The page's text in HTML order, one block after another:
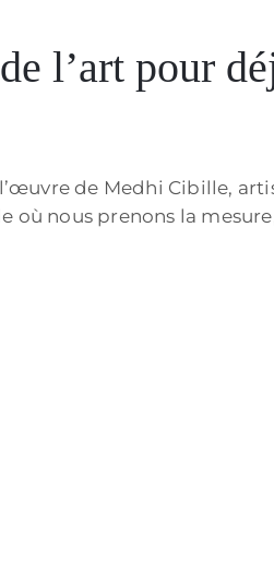
l’art pour
de Medhi Cibille,
nous prenons la